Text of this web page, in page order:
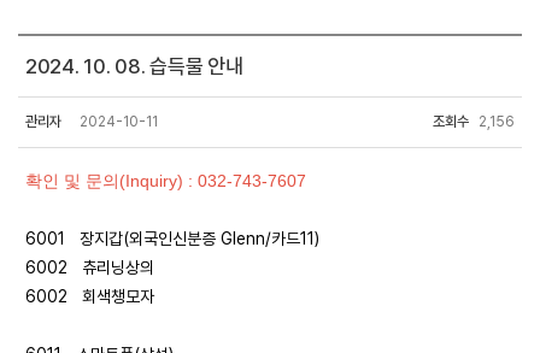
2024. 10. 08. 습득물 안내
관리자 2024-10-11 조회수 2,156
확인 및 문의(Inquiry) : 032-743-7607
6001 장지갑(외국인신분증 Glenn/카드11)
6002 츄리닝상의
6002 회색챙모자